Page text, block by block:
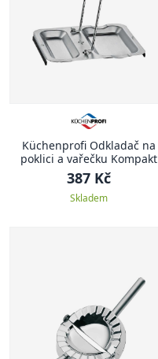
Küchenprofi Odkladač na
poklici a vařečku Kompakt
387 Kč
Skladem